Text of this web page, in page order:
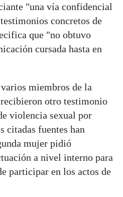
"una vía confidencial
concretos de
que "no obtuvo
cursada hasta en
miembros de la
recibieron otro testimonio
violencia sexual por
citadas fuentes han
mujer pidió
a nivel interno para
participar en los actos de